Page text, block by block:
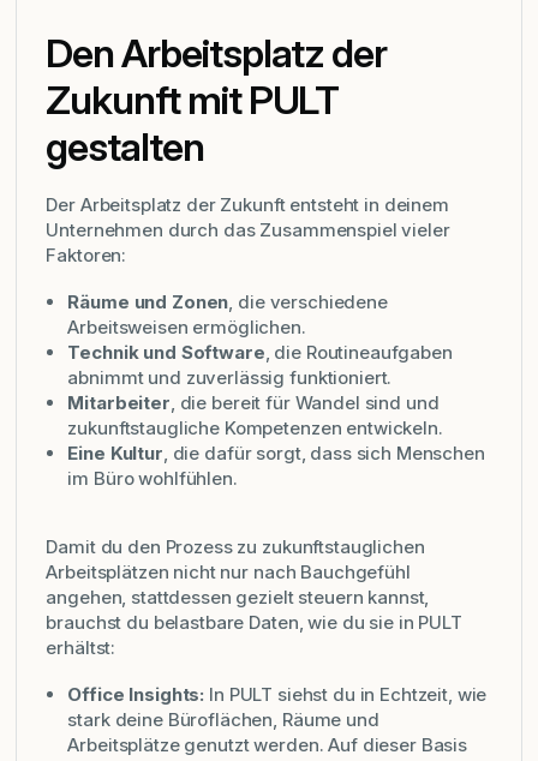
Den Arbeitsplatz der
Zukunft mit PULT
gestalten
Der Arbeitsplatz der Zukunft entsteht in deinem
Unternehmen durch das Zusammenspiel vieler
Faktoren:
Räume und Zonen, die verschiedene
Arbeitsweisen ermöglichen.
Technik und Software, die Routineaufgaben
abnimmt und zuverlässig funktioniert.
Mitarbeiter, die bereit für Wandel sind und
zukunftstaugliche Kompetenzen entwickeln.
Eine Kultur, die dafür sorgt, dass sich Menschen
im Büro wohlfühlen.
Damit du den Prozess zu zukunftstauglichen
Arbeitsplätzen nicht nur nach Bauchgefühl
angehen, stattdessen gezielt steuern kannst,
brauchst du belastbare Daten, wie du sie in PULT
erhältst:
Office Insights: In PULT siehst du in Echtzeit, wie
stark deine Büroflächen, Räume und
Arbeitsplätze genutzt werden. Auf dieser Basis